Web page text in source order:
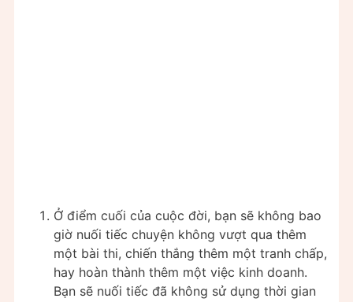
Ở điểm cuối của cuộc đời, bạn sẽ không bao
giờ nuối tiếc chuyện không vượt qua thêm
một bài thi, chiến thắng thêm một tranh chấp,
hay hoàn thành thêm một việc kinh doanh.
Bạn sẽ nuối tiếc đã không sử dụng thời gian